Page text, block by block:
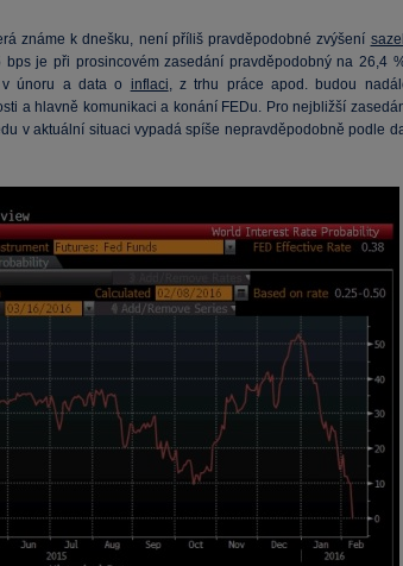
známe k dnešku, není příliš pravděpodobné zvýšení
je při prosincovém zasedání pravděpodobný na 26,4
v únoru a data o inflaci, z trhu práce apod. budou
a hlavně komunikaci a konání FEDu. Pro nejbližší
v aktuální situaci vypadá spíše nepravděpodobně podle